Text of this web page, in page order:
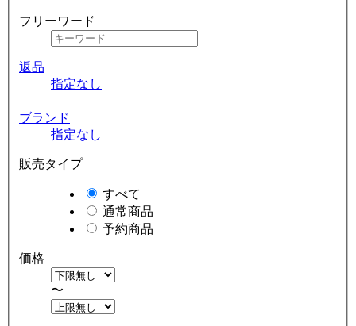
フリーワード
返品
指定なし
ブランド
指定なし
販売タイプ
すべて
通常商品
予約商品
価格
〜